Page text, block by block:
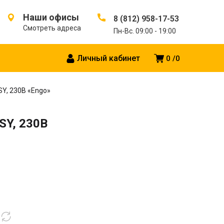
Наши офисы
Смотреть адреса
8 (812) 958-17-53
Пн-Вс. 09:00 - 19:00
0 0
Личный кабинет
230В «Engo»
230В